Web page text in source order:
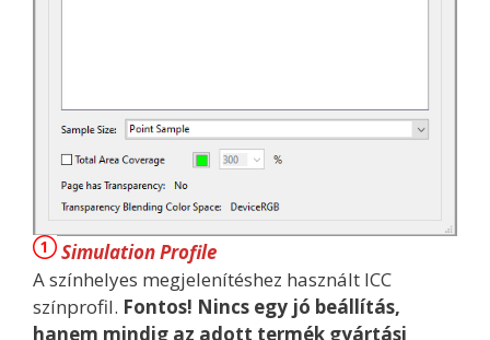
Simulation Profile
A színhelyes megjelenítéshez használt ICC
színprofil. Fontos! Nincs egy jó beállítás,
hanem mindig az adott termék gyártási